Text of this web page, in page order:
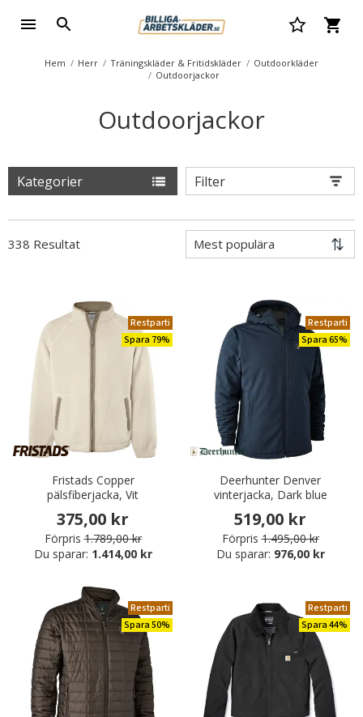
Hem Herr Träningskläder & Fritidskläder
Outdoorkläder
Outdoorjackor
Outdoorjackor
Kategorier Filter
338 Resultat
Restparti
Spara 79%
Fristads Copper
pälsfiberjacka, Vit
375,00 kr
Förpris 1.789,00 kr
Du sparar: 1.414,00 kr
Restparti
Spara 65%
Deerhunter Denver
vinterjacka, Dark blue
519,00 kr
Förpris 1.495,00 kr
Du sparar: 976,00 kr
Restparti
Spara 50%
Restparti
Spara 44%